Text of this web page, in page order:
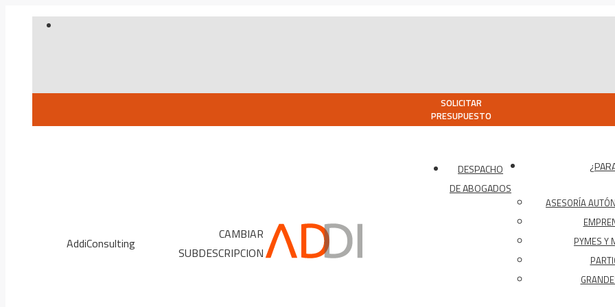
SOLICITAR
PRESUPUESTO
AddiConsulting
CAMBIAR
SUBDESCRIPCION
DESPACHO
DE ABOGADOS
ASESORÍA
PYMES Y